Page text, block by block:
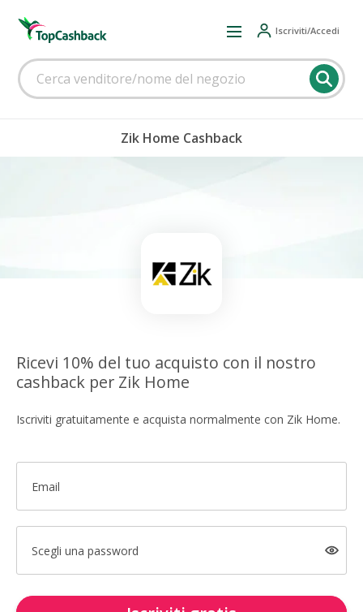
Iscriviti/Accedi
Zik Home Cashback
Ricevi 10% del tuo acquisto con il nostro
cashback per Zik Home
Iscriviti gratuitamente e acquista normalmente con Zik Home.
Email
Scegli una password